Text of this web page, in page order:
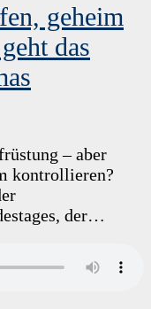
geheim
das
– aber
kontrollieren?
der…